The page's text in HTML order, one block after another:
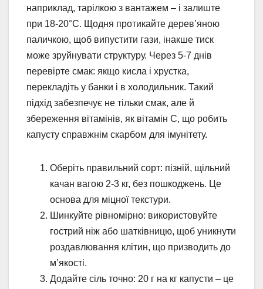
наприклад, тарілкою з вантажем – і залиште
при 18-20°C. Щодня протикайте дерев’яною
паличкою, щоб випустити гази, інакше тиск
може зруйнувати структуру. Через 5-7 днів
перевірте смак: якщо кисла і хрустка,
перекладіть у банки і в холодильник. Такий
підхід забезпечує не тільки смак, але й
збереження вітамінів, як вітамін C, що робить
капусту справжнім скарбом для імунітету.
Оберіть правильний сорт: пізній, щільний
качан вагою 2-3 кг, без пошкоджень. Це
основа для міцної текстури.
Шинкуйте рівномірно: використовуйте
гострий ніж або шатківницю, щоб уникнути
роздавлювання клітин, що призводить до
м’якості.
Додайте сіль точно: 20 г на кг капусти – це